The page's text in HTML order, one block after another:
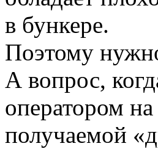
в бункере.
Поэтому
А вопрос,
оператором
получаемой